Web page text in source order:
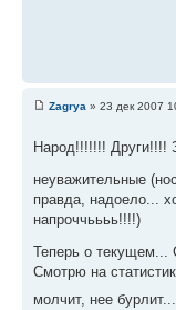
Zagrya » 23 дек 2007
Народ!!!!!!! Други!!!!
неуважительные
правда, надоело...
напроччьььь!!!!)
Теперь о
Смотрю на
молчит, нее